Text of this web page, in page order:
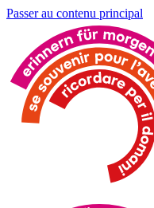
Passer au contenu principal